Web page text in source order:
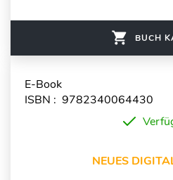
BUCH
E-Book
ISBN : 9782340064430
NEUES